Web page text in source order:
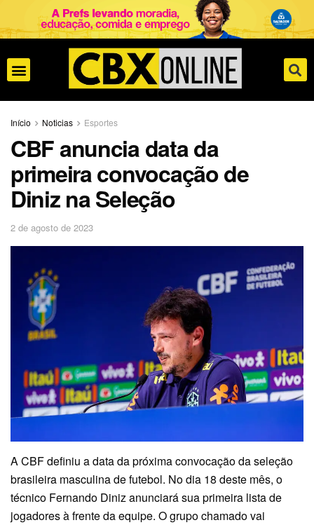
Início Noticias Esportes
CBF anuncia data da
primeira convocação de
Diniz na Seleção
2 de agosto de 2023
A CBF definiu a data da próxima convocação da seleção
brasileira masculina de futebol. No dia 18 deste mês, o
técnico Fernando Diniz anunciará sua primeira lista de
jogadores à frente da equipe. O grupo chamado vai